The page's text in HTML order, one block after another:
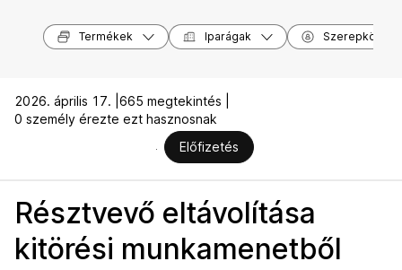
Termékek Iparágak Szerepkörök
2026. április 17. | 665 megtekintés |
0 személy érezte ezt hasznosnak
Előfizetés
Résztvevő eltávolítása
kitörési munkamenetből